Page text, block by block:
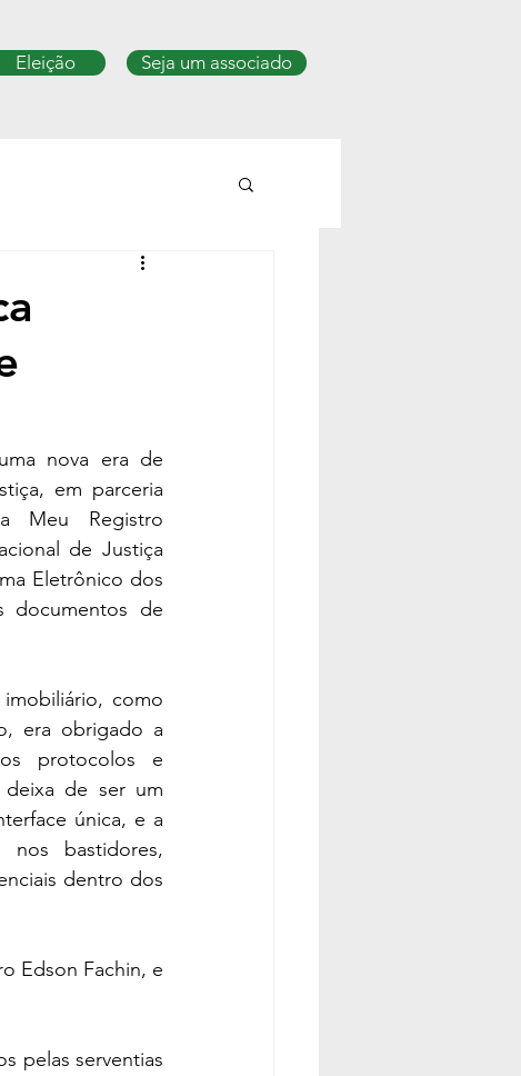
Eleição Seja um associado
nova era de
em parceria
Meu Registro
de Justiça
Eletrônico dos
documentos de
como
era obrigado a
protocolos e
deixa de ser um
única, e a
nos bastidores,
dentro dos
Edson Fachin, e
pelas serventias